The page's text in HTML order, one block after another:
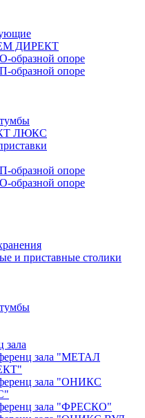
ДИРЕКТ
образной опоре
образной опоре
ЛЮКС
образной опоре
образной опоре
и приставные столики
зала
зала "МЕТАЛ
зала "ОНИКС
зала "ФРЕСКО"